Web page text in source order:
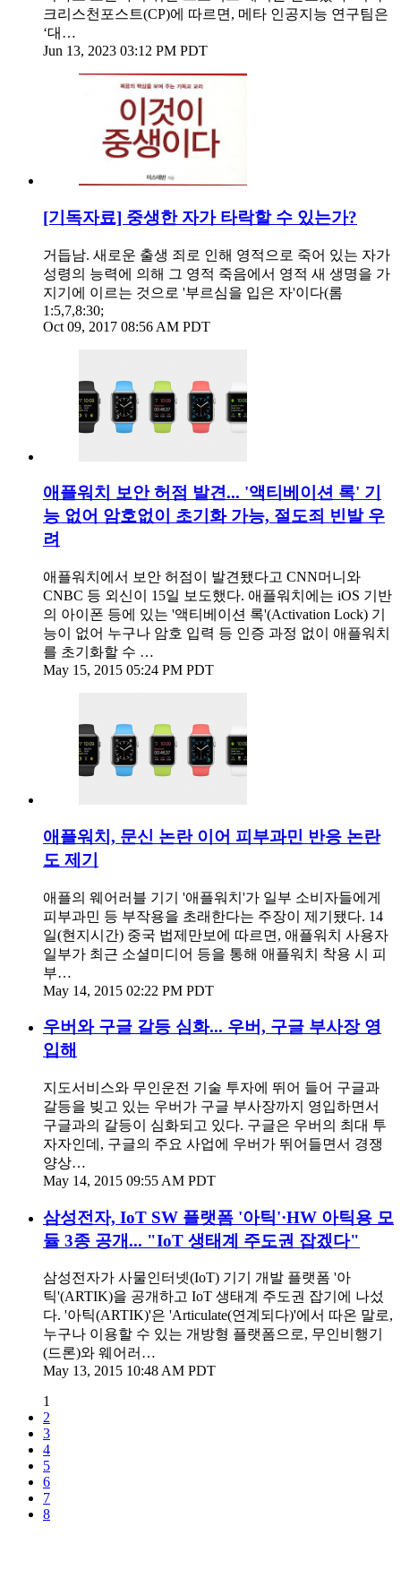
크리스천포스트(CP)에 따르면, 메타 인공지능 연구팀은
‘대…
Jun 13, 2023 03:12 PM PDT
[기독자료] 중생한 자가 타락할 수 있는가?
거듭남. 새로운 출생 죄로 인해 영적으로 죽어 있는 자가
성령의 능력에 의해 그 영적 죽음에서 영적 새 생명을 가
지기에 이르는 것으로 '부르심을 입은 자'이다(롬
1:5,7,8:30;
Oct 09, 2017 08:56 AM PDT
애플워치 보안 허점 발견... '액티베이션 록' 기
능 없어 암호없이 초기화 가능, 절도죄 빈발 우
려
애플워치에서 보안 허점이 발견됐다고 CNN머니와
CNBC 등 외신이 15일 보도했다. 애플워치에는 iOS 기반
의 아이폰 등에 있는 '액티베이션 록'(Activation Lock) 기
능이 없어 누구나 암호 입력 등 인증 과정 없이 애플워치
를 초기화할 수 …
May 15, 2015 05:24 PM PDT
애플워치, 문신 논란 이어 피부과민 반응 논란
도 제기
애플의 웨어러블 기기 '애플워치'가 일부 소비자들에게
피부과민 등 부작용을 초래한다는 주장이 제기됐다. 14
일(현지시간) 중국 법제만보에 따르면, 애플워치 사용자
일부가 최근 소셜미디어 등을 통해 애플워치 착용 시 피
부…
May 14, 2015 02:22 PM PDT
우버와 구글 갈등 심화... 우버, 구글 부사장 영
입해
지도서비스와 무인운전 기술 투자에 뛰어 들어 구글과
갈등을 빚고 있는 우버가 구글 부사장까지 영입하면서
구글과의 갈등이 심화되고 있다. 구글은 우버의 최대 투
자자인데, 구글의 주요 사업에 우버가 뛰어들면서 경쟁
양상…
May 14, 2015 09:55 AM PDT
삼성전자, IoT SW 플랫폼 '아틱'·HW 아틱용 모
듈 3종 공개... "IoT 생태계 주도권 잡겠다"
삼성전자가 사물인터넷(IoT) 기기 개발 플랫폼 '아
틱'(ARTIK)을 공개하고 IoT 생태계 주도권 잡기에 나섰
다. '아틱(ARTIK)'은 'Articulate(연계되다)'에서 따온 말로,
누구나 이용할 수 있는 개방형 플랫폼으로, 무인비행기
(드론)와 웨어러…
May 13, 2015 10:48 AM PDT
1
2
3
4
5
6
7
8